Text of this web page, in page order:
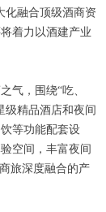
化融合顶级酒商资
着力以酒建产业
气，围绕“吃、
级精品酒店和夜间
等功能配套设
空间，丰富夜间
旅深度融合的产